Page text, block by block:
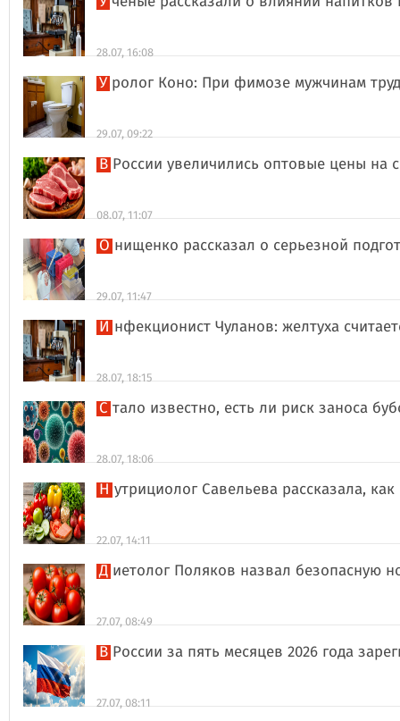
28.07, 16:08
Уролог Коно: При фимозе мужчинам
29.07, 09:22
В России увеличились оптовые цены на
08.07, 11:07
Онищенко рассказал о серьезной
29.07, 11:47
Инфекционист Чуланов: желтуха
28.07, 18:15
Стало известно, есть ли риск заноса
28.07, 18:06
Нутрициолог Савельева рассказала,
22.07, 14:11
Диетолог Поляков назвал безопасную
27.07, 08:49
В России за пять месяцев 2026 года
27.07, 08:11